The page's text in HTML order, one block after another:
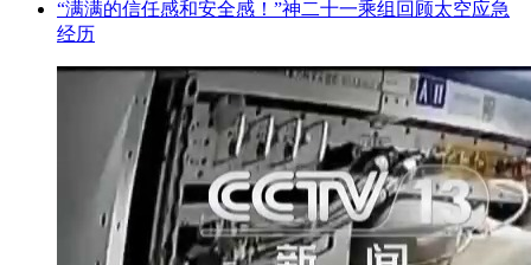
“满满的信任感和安全感！”神二十一乘组回顾太空应急
经历